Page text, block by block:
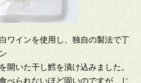
ワインを使用し、独自の製法で丁
開いた干し鱈を漬け込みました。
べられないほど固いのですが、じ